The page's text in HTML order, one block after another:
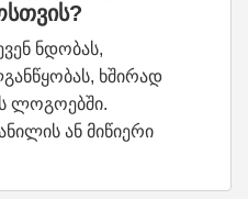
ნდობას,
ხშირად
ლოგოებში.
ან მიწიერი